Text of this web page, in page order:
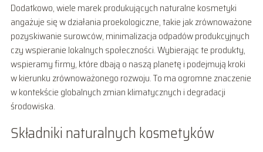
Dodatkowo, wiele marek produkujących naturalne kosmetyki
angażuje się w działania proekologiczne, takie jak zrównoważone
pozyskiwanie surowców, minimalizacja odpadów produkcyjnych
czy wspieranie lokalnych społeczności. Wybierając te produkty,
wspieramy firmy, które dbają o naszą planetę i podejmują kroki
w kierunku zrównoważonego rozwoju. To ma ogromne znaczenie
w kontekście globalnych zmian klimatycznych i degradacji
środowiska.
Składniki naturalnych kosmetyków